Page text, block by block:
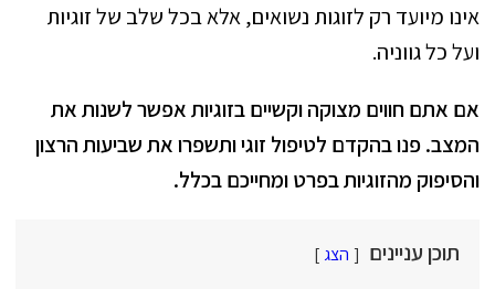
אינו מיועד רק לזוגות נשואים, אלא בכל שלב של זוגיות
ועל כל גווניה.
אם אתם חווים מצוקה וקשיים בזוגיות אפשר לשנות את
המצב. פנו בהקדם לטיפול זוגי ותשפרו את שביעות הרצון
והסיפוק מהזוגיות בפרט ומחייכם בכלל.
תוכן עניינים הצג